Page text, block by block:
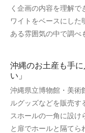
く企画の内容を理解
ワイトをベースにした
ある雰囲気の中で調べ
沖縄のお土産も手
い」
沖縄県立博物館・美術
ルグッズなどを販売す
スホールの一角に設け
と扉でホールと隔てら